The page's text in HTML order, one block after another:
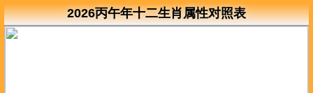
2026丙午年十二生肖属性对照表